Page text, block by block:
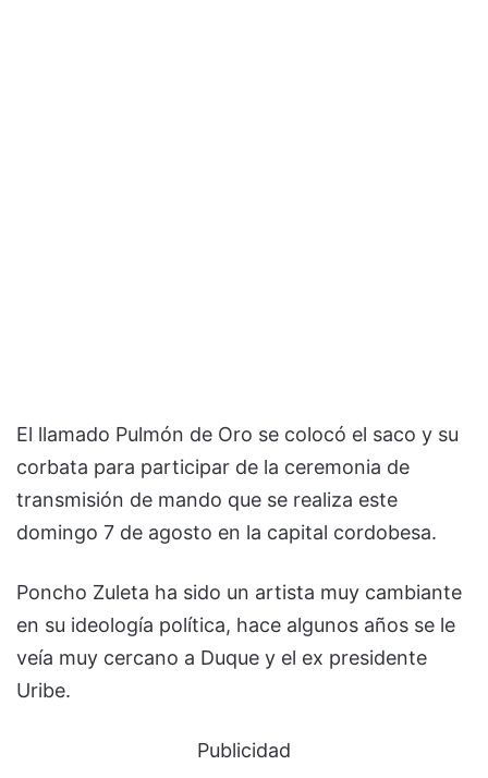
El llamado Pulmón de Oro se colocó el saco y su
corbata para participar de la ceremonia de
transmisión de mando que se realiza este
domingo 7 de agosto en la capital cordobesa.
Poncho Zuleta ha sido un artista muy cambiante
en su ideología política, hace algunos años se le
veía muy cercano a Duque y el ex presidente
Uribe.
Publicidad